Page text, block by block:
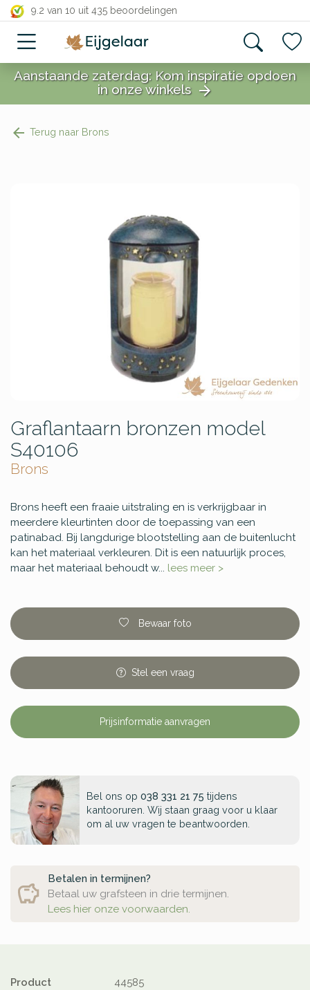
9.2 van 10 uit 435 beoordelingen
close
close
Aanstaande zaterdag: Kom inspiratie opdoen
in onze winkels arrow_forward
Terug naar Brons
Graflantaarn bronzen model
S40106
Brons
Brons heeft een fraaie uitstraling en is verkrijgbaar in
meerdere kleurtinten door de toepassing van een
patinabad. Bij langdurige blootstelling aan de buitenlucht
kan het materiaal verkleuren. Dit is een natuurlijk proces,
maar het materiaal behoudt w... lees meer >
Bewaar foto
Stel een vraag
Prijsinformatie aanvragen
Bel ons op 038 331 21 75 tijdens
kantooruren. Wij staan graag voor u klaar
om al uw vragen te beantwoorden.
Betalen in termijnen?
Betaal uw grafsteen in drie termijnen.
Lees hier onze voorwaarden.
Product 44585